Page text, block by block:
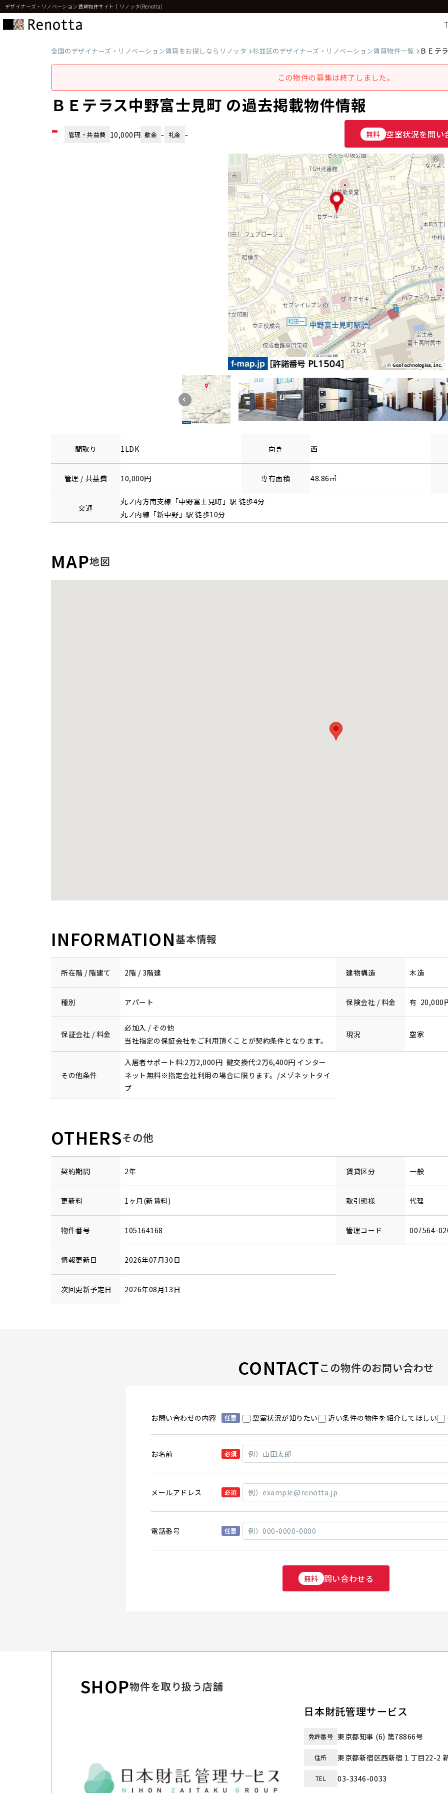
デザイナーズ・リノベーション賃貸物件サイト｜リノッタ(Renotta)
全国のデザイナーズ・リノベーション賃貸をお探しならリノッタ 杉並区のデザイナーズ・リノベーション賃貸物件一覧 ＢＥテ
この物件の募集は終了しました。
ＢＥテラス中野富士見町 の過去掲載物件情報
- 管理・共益費 10,000円 敷金 - 礼金 - 無料 空室状況を問い
間取り 1LDK 向き 西
管理 / 共益費 10,000円 専有面積 48.86㎡
交通
丸ノ内方南支線 「中野富士見町 」駅 徒歩4分
丸ノ内線 「新中野 」駅 徒歩10分
MAP地図
INFORMATION基本情報
所在階 / 階建て 2階 / 3階建 建物構造 木造
種別 アパート 保険会社 / 料金 有 20,000
保証会社 / 料金
必加入 / その他
当社指定の保証会社をご利用頂くことが契約条件となります。
現況 空家
その他条件
入居者サポート料:2万2,000円 鍵交換代:2万6,400円 インター
ネット無料※指定会社利用の場合に限ります。/メゾネットタイ
プ
OTHERSその他
契約期間 2年 賃貸区分 一般
更新料 1ヶ月(新賃料) 取引態様 代理
物件番号 105164168 管理コード 007564-
情報更新日 2026年07月30日
次回更新予定日 2026年08月13日
CONTACTこの物件のお問い合わせ
お問い合わせの内容 任意 空室状況が知りたい 近い条件の物件を紹介してほしい
お名前 必須
メールアドレス 必須
電話番号 任意
無料 問い合わせる
SHOP物件を取り扱う店舗
日本財託管理サービス
免許番号 東京都知事 (6) 第78866号
住所 東京都新宿区西新宿１丁目22-2
TEL 03-3346-0033